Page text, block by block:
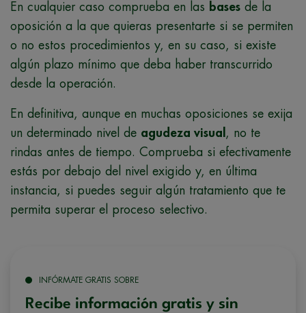
En cualquier caso comprueba en las bases de la
oposición a la que quieras presentarte si se permiten
o no estos procedimientos y, en su caso, si existe
algún plazo mínimo que deba haber transcurrido
desde la operación.
En definitiva, aunque en muchas oposiciones se exija
un determinado nivel de agudeza visual , no te
rindas antes de tiempo. Comprueba si efectivamente
estás por debajo del nivel exigido y, en última
instancia, si puedes seguir algún tratamiento que te
permita superar el proceso selectivo.
INFÓRMATE GRATIS SOBRE
Recibe información gratis y sin